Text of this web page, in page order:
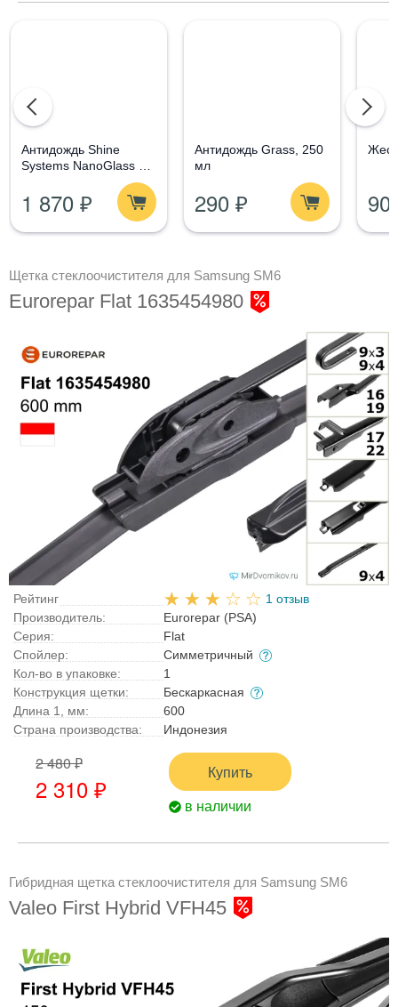
Aнтидождь Shine
Systems NanoGlass Kit
- Набор по уходу за
стеклом
1 870 ₽
Антидождь Grass, 250
мл
290 ₽ 90
Щетка стеклоочистителя для Samsung SM6
Eurorepar Flat 1635454980
Рейтинг
1 отзыв
Производитель:
Eurorepar (PSA)
Серия:
Flat
Спойлер:
Симметричный
Кол-во в упаковке:
1
Конструкция щетки:
Бескаркасная
Длина 1, мм:
600
Страна производства:
Индонезия
2 480 ₽
2 310 ₽
Купить
в наличии
Гибридная щетка стеклоочистителя для Samsung SM6
Valeo First Hybrid VFH45